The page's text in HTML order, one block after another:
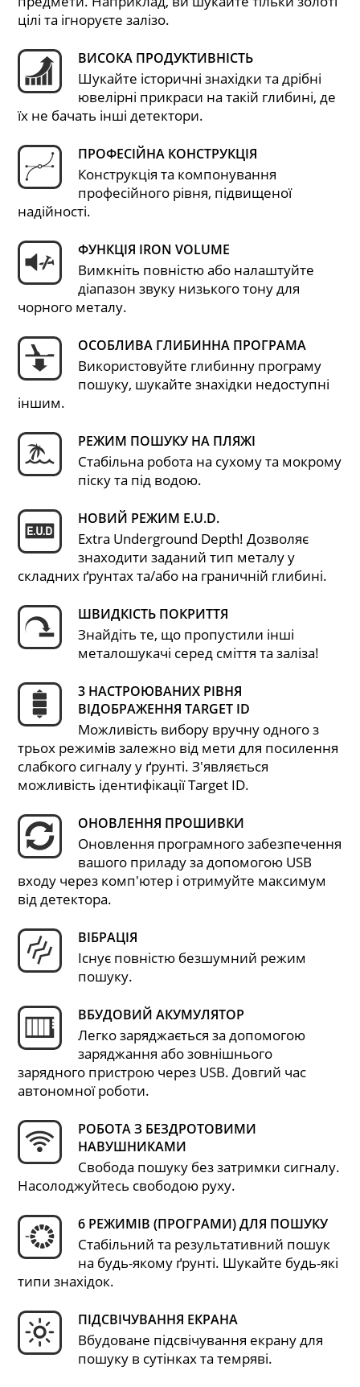
цілі та ігноруєте залізо.
ВИСОКА ПРОДУКТИВНІСТЬ
Шукайте історичні знахідки та дрібні
ювелірні прикраси на такій глибині, де
їх не бачать інші детектори.
ПРОФЕСІЙНА КОНСТРУКЦІЯ
Конструкція та компонування
професійного рівня, підвищеної
надійності.
ФУНКЦІЯ IRON VOLUME
Вимкніть повністю або налаштуйте
діапазон звуку низького тону для
чорного металу.
ОСОБЛИВА ГЛИБИННА ПРОГРАМА
Використовуйте глибинну програму
пошуку, шукайте знахідки недоступні
іншим.
РЕЖИМ ПОШУКУ НА ПЛЯЖІ
Стабільна робота на сухому та мокрому
піску та під водою.
НОВИЙ РЕЖИМ E.U.D.
Extra Underground Depth! Дозволяє
знаходити заданий тип металу у
складних ґрунтах та/або на граничній глибині.
ШВИДКІСТЬ ПОКРИТТЯ
Знайдіть те, що пропустили інші
металошукачі серед сміття та заліза!
3 НАСТРОЮВАНИХ РІВНЯ
ВІДОБРАЖЕННЯ TARGET ID
Можливість вибору вручну одного з
трьох режимів залежно від мети для посилення
слабкого сигналу у ґрунті. З'являється
можливість ідентифікації Target ID.
ОНОВЛЕННЯ ПРОШИВКИ
Оновлення програмного забезпечення
вашого приладу за допомогою USB
входу через комп'ютер і отримуйте максимум
від детектора.
ВІБРАЦІЯ
Існує повністю безшумний режим
пошуку.
ВБУДОВИЙ АКУМУЛЯТОР
Легко заряджається за допомогою
заряджання або зовнішнього
зарядного пристрою через USB. Довгий час
автономної роботи.
РОБОТА З БЕЗДРОТОВИМИ
НАВУШНИКАМИ
Свобода пошуку без затримки сигналу.
Насолоджуйтесь свободою руху.
6 РЕЖИМІВ (ПРОГРАМИ) ДЛЯ ПОШУКУ
Стабільний та результативний пошук
на будь-якому ґрунті. Шукайте будь-які
типи знахідок.
ПІДСВІЧУВАННЯ ЕКРАНА
Вбудоване підсвічування екрану для
пошуку в сутінках та темряві.